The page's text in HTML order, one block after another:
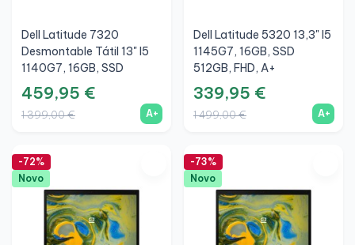
Dell Latitude 7320
Desmontable Tátil 13" I5
1140G7, 16GB, SSD
512GB, FHD+, Prata, A+
459,95 €
1 399,00 € A+
Dell Latitude 5320 13,3" I5
1145G7, 16GB, SSD
512GB, FHD, A+
339,95 €
1 499,00 € A+
-72%
Novo
-73%
Novo